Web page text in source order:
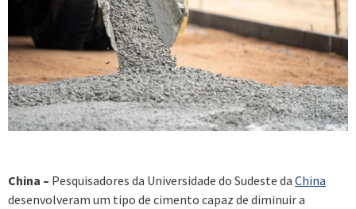
China – Pesquisadores da Universidade do Sudeste da China
desenvolveram um tipo de cimento capaz de diminuir a